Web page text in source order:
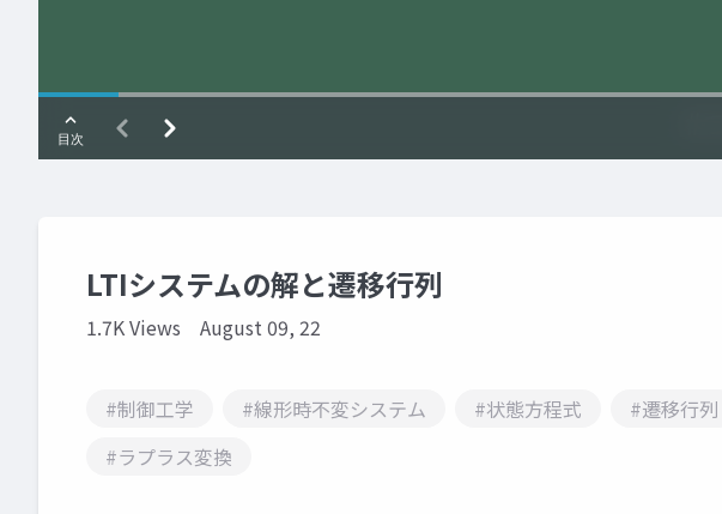
LTIシステムの解と遷移行列
1.7K Views August 09, 22
#制御工学 #線形時不変システム #状態方程式
#遷移行列
#ラプラス変換